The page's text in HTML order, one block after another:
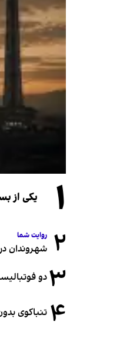
۱ یکی از
۲ روایت شما
شهروندان
۳دو فوتبالیست زن ایرانی ۵ ماه پس
۴ تنباکوی